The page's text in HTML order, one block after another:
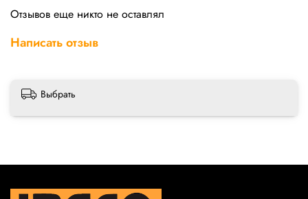
Отзывов еще никто не оставлял
Написать отзыв
Выбрать